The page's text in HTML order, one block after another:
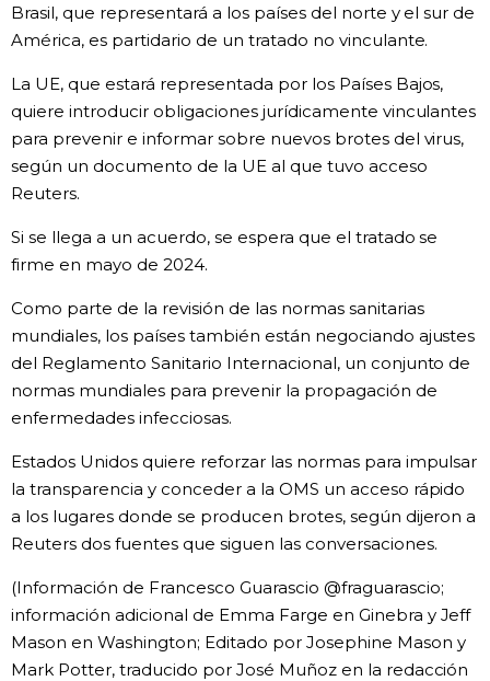
Brasil, que representará a los países del norte y el sur de
América, es partidario de un tratado no vinculante.
La UE, que estará representada por los Países Bajos,
quiere introducir obligaciones jurídicamente vinculantes
para prevenir e informar sobre nuevos brotes del virus,
según un documento de la UE al que tuvo acceso
Reuters.
Si se llega a un acuerdo, se espera que el tratado se
firme en mayo de 2024.
Como parte de la revisión de las normas sanitarias
mundiales, los países también están negociando ajustes
del Reglamento Sanitario Internacional, un conjunto de
normas mundiales para prevenir la propagación de
enfermedades infecciosas.
Estados Unidos quiere reforzar las normas para impulsar
la transparencia y conceder a la OMS un acceso rápido
a los lugares donde se producen brotes, según dijeron a
Reuters dos fuentes que siguen las conversaciones.
(Información de Francesco Guarascio @fraguarascio;
información adicional de Emma Farge en Ginebra y Jeff
Mason en Washington; Editado por Josephine Mason y
Mark Potter, traducido por José Muñoz en la redacción